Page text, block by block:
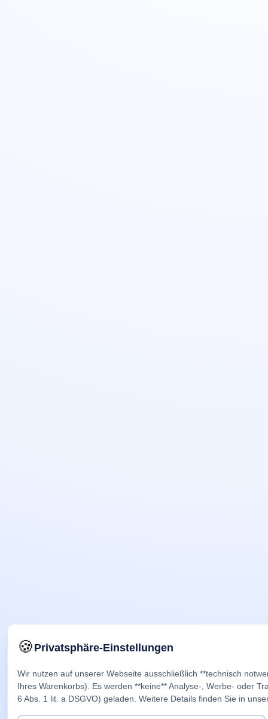
🍪Privatsphäre-Einstellungen
Wir nutzen auf unserer Webseite ausschließlich **technisch
Ihres Warenkorbs). Es werden **keine** Analyse-, Werbe- oder
6 Abs. 1 lit. a DSGVO) geladen. Weitere Details finden Sie in